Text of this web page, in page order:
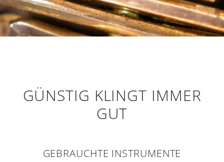
GÜNSTIG KLINGT IMMER
GUT
GEBRAUCHTE INSTRUMENTE